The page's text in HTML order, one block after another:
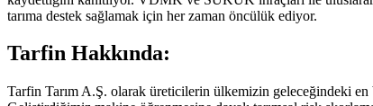
tarıma destek sağlamak için her zaman öncülük ediyor.
Tarfin Hakkında:
Tarfin Tarım A.Ş. olarak üreticilerin ülkemizin geleceğindeki